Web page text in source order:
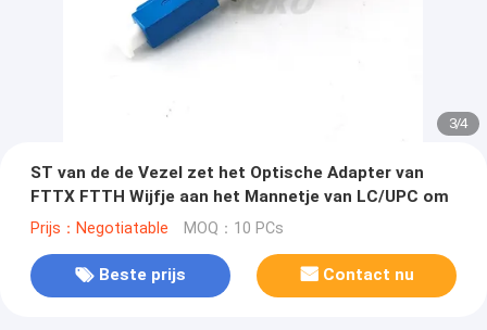
3/4
ST van de de Vezel zet het Optische Adapter van
FTTX FTTH Wijfje aan het Mannetje van LC/UPC om
Prijs：Negotiatable MOQ：10 PCs
Beste prijs Contact nu